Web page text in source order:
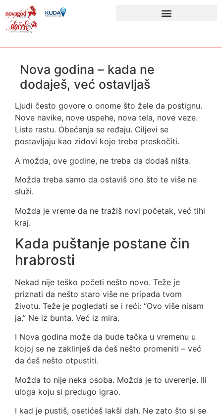
Nova godina – kada ne
dodaješ, već ostavljaš
Ljudi često govore o onome što žele da postignu.
Nove navike, nove uspehe, nova tela, nove veze.
Liste rastu. Obećanja se ređaju. Ciljevi se
postavljaju kao zidovi koje treba preskočiti.
A možda, ove godine, ne treba da dodaš ništa.
Možda treba samo da ostaviš ono što te više ne
služi.
Možda je vreme da ne tražiš novi početak, već tihi
kraj.
Kada puštanje postane čin
hrabrosti
Nekad nije teško početi nešto novo. Teže je
priznati da nešto staro više ne pripada tvom
životu. Teže je pogledati se i reći: “Ovo više nisam
ja.” Ne iz bunta. Već iz mira.
I Nova godina može da bude tačka u vremenu u
kojoj se ne zaklinješ da ćeš nešto promeniti – već
da ćeš nešto otpustiti.
Možda to nije neka osoba. Možda je to uverenje. Ili
uloga koju si predugo igrao.
I kad je pustiš, osetićeš lakši dah. Ne zato što si se